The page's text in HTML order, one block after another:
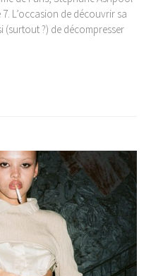
L’occasion de découvrir sa
(surtout ?) de décompresser